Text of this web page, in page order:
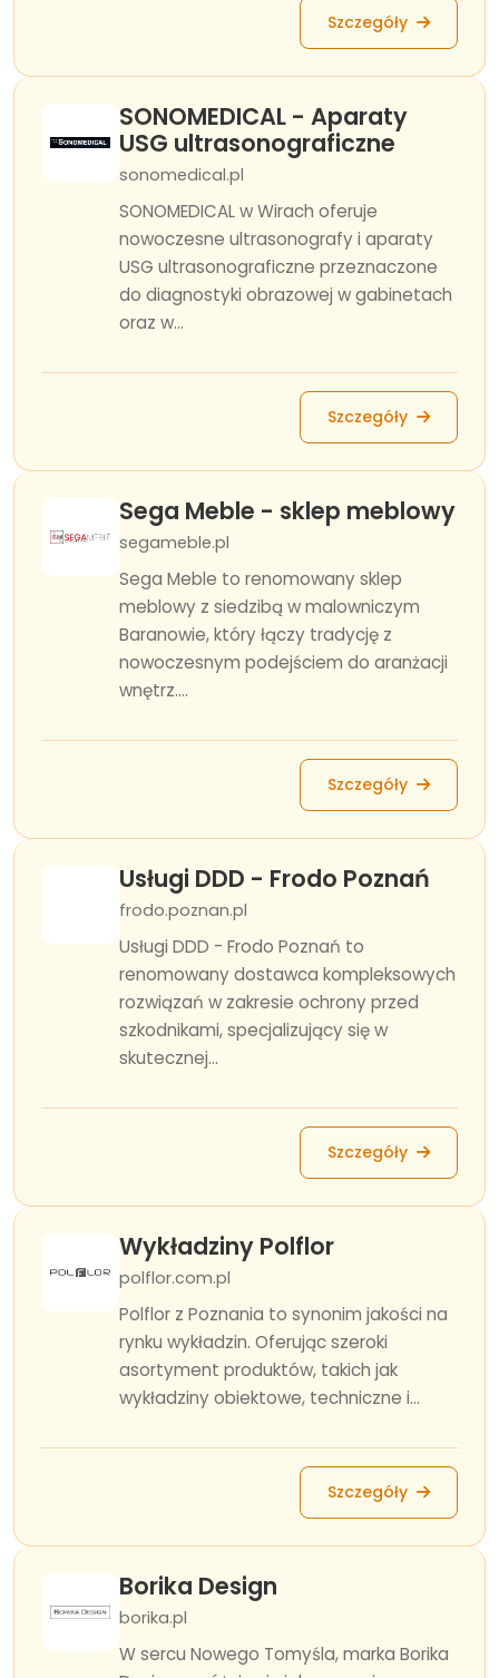
Szczegóły
SONOMEDICAL - Aparaty
USG ultrasonograficzne
sonomedical.pl
SONOMEDICAL w Wirach oferuje
nowoczesne ultrasonografy i aparaty
USG ultrasonograficzne przeznaczone
do diagnostyki obrazowej w gabinetach
oraz w...
Szczegóły
Sega Meble - sklep meblowy
segameble.pl
Sega Meble to renomowany sklep
meblowy z siedzibą w malowniczym
Baranowie, który łączy tradycję z
nowoczesnym podejściem do aranżacji
wnętrz....
Szczegóły
Usługi DDD - Frodo Poznań
frodo.poznan.pl
Usługi DDD - Frodo Poznań to
renomowany dostawca kompleksowych
rozwiązań w zakresie ochrony przed
szkodnikami, specjalizujący się w
skutecznej...
Szczegóły
Wykładziny Polflor
polflor.com.pl
Polflor z Poznania to synonim jakości na
rynku wykładzin. Oferując szeroki
asortyment produktów, takich jak
wykładziny obiektowe, techniczne i...
Szczegóły
Borika Design
borika.pl
W sercu Nowego Tomyśla, marka Borika